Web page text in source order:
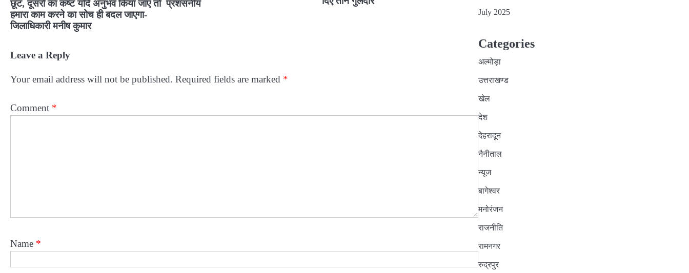
छूट, दूसरों का कष्ट यदि अनुभव किया जाए तो
हमारा काम करने का सोच ही बदल जाएगा-
जिलाधिकारी मनीष कुमार
प्रशंसनीय
Leave a Reply
Your email address will not be published. Required fields are marked *
Comment *
Name *
July 2025
Categories
अल्मोड़ा
उत्तराखण्ड
खेल
देश
देहरादून
नैनीताल
न्यूज
बागेश्वर
मनोरंजन
राजनीति
रामनगर
रुद्रपुर